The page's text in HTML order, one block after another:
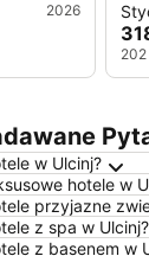
2026
202
w Ulcinj?
hotele w
przyjazne
z spa w Ulcinj?
z basenem w